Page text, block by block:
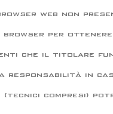
web non
browser per
che il titolare
responsabilità in
(tecnici compresi)